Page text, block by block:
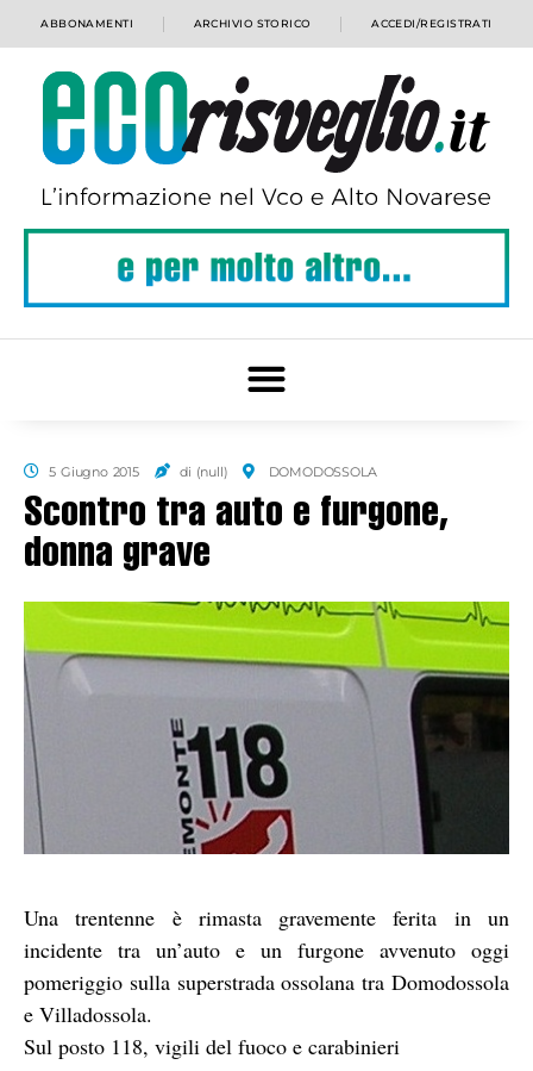
ABBONAMENTI ARCHIVIO STORICO ACCEDI/REGISTRATI
5 Giugno 2015 di (null) DOMODOSSOLA
Scontro tra auto e furgone,
donna grave
Una trentenne è rimasta gravemente ferita in un
incidente tra un’auto e un furgone avvenuto oggi
pomeriggio sulla superstrada ossolana tra Domodossola
e Villadossola.
Sul posto 118, vigili del fuoco e carabinieri